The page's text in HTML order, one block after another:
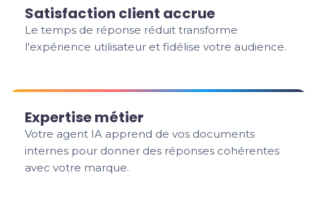
Satisfaction client accrue
Le temps de réponse réduit transforme
l'expérience utilisateur et fidélise votre audience.
Expertise métier
Votre agent IA apprend de vos documents
internes pour donner des réponses cohérentes
avec votre marque.